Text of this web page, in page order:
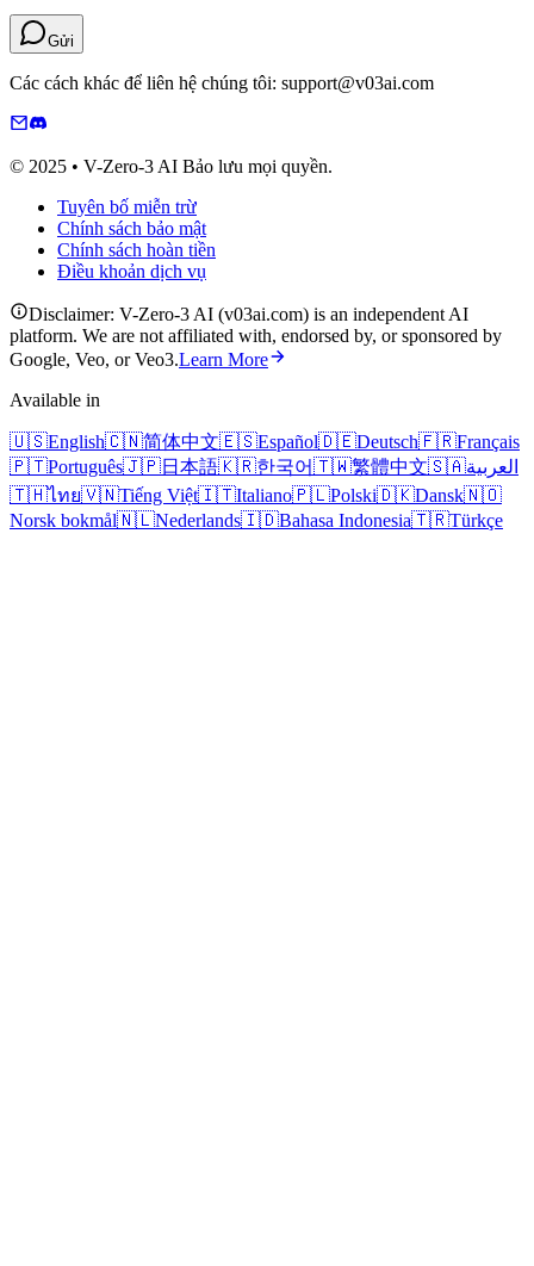
Gửi
Các cách khác để liên hệ chúng tôi: support@v03ai.com
© 2025 • V-Zero-3 AI Bảo lưu mọi quyền.
Tuyên bố miễn trừ
Chính sách bảo mật
Chính sách hoàn tiền
Điều khoản dịch vụ
Disclaimer: V-Zero-3 AI (v03ai.com) is an independent AI
platform. We are not affiliated with, endorsed by, or sponsored by
Google, Veo, or Veo3.Learn More
Available in
🇺🇸English🇨🇳简体中文🇪🇸Español🇩🇪Deutsch🇫🇷Français
🇵🇹Português🇯🇵日本語🇰🇷한국어🇹🇼繁體中文🇸🇦العربية
🇹🇭ไทย🇻🇳Tiếng Việt🇮🇹Italiano🇵🇱Polski🇩🇰Dansk🇳🇴
Norsk bokmål🇳🇱Nederlands🇮🇩Bahasa Indonesia🇹🇷Türkçe